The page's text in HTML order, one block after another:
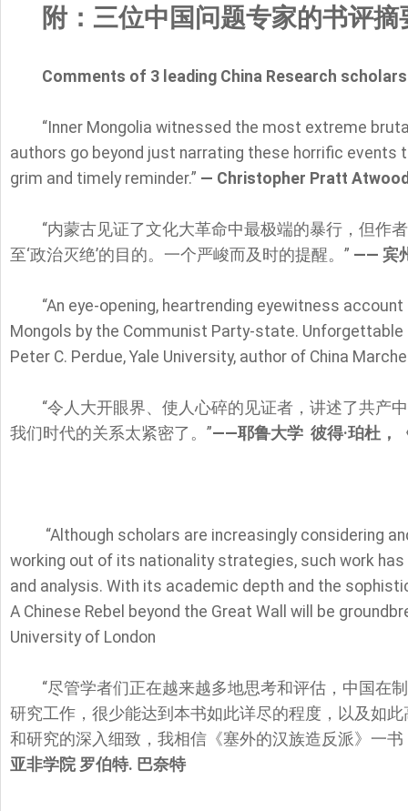
附：三位中国问题专家的书评摘
Comments of 3 leading China Research
“Inner Mongolia witnessed the most extreme
authors go beyond just narrating these horrific events
grim and timely reminder.” — Christopher Pratt
“内蒙古见证了文化大革命中最极端的暴行，但作
至‘政治灭绝’的目的。一个严峻而及时的提醒。” —— 宾
“An eye-opening, heartrending eyewitness
Mongols by the Communist Party-state.
Peter C. Perdue, Yale University, author of China
“令人大开眼界、使人心碎的见证者，讲述了共产
我们时代的关系太紧密了。”——耶鲁大学 彼得·珀杜，
“Although scholars are increasingly considering
working out of its nationality strategies, such work
and analysis. With its academic depth and the
A Chinese Rebel beyond the Great Wall will be
University of London
“尽管学者们正在越来越多地思考和评估，中国在
研究工作，很少能达到本书如此详尽的程度，以及如
和研究的深入细致，我相信《塞外的汉族造反派》一
亚非学院 罗伯特. 巴奈特